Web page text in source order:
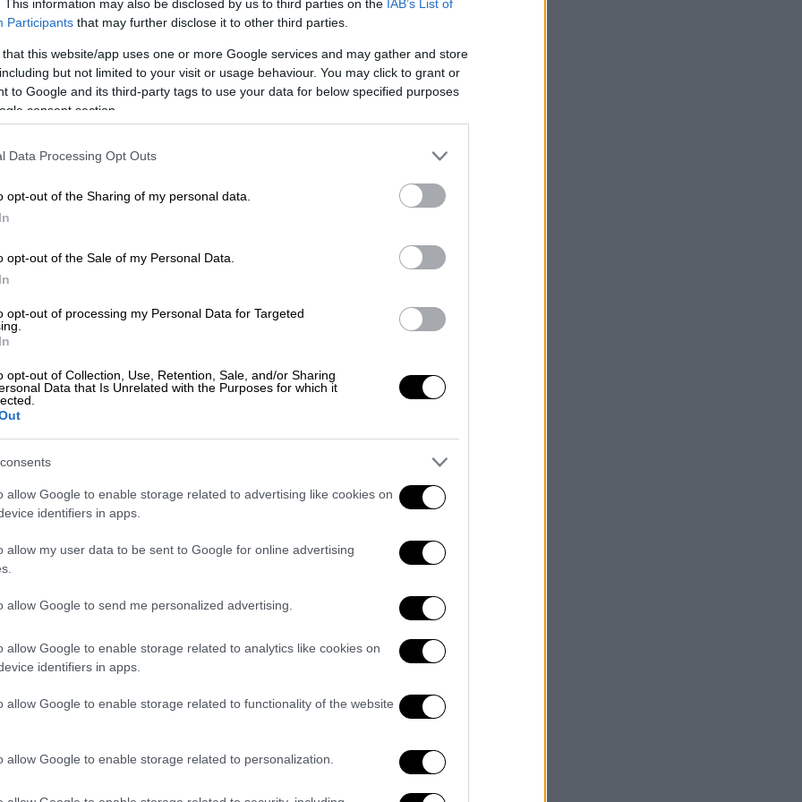
This information may also be disclosed by us to third parties on the IAB’s List of
Participants that may further disclose it to other third parties.
that this website/app uses one or more Google services and may gather and store
but not limited to your visit or usage behaviour. You may click to grant or
to Google and its third-party tags to use your data for below specified purposes
consent section.
Data Processing Opt Outs
opt-out of the Sharing of my personal data.
opt-out of the Sale of my Personal Data.
opt-out of processing my Personal Data for Targeted
opt-out of Collection, Use, Retention, Sale, and/or Sharing
Data that Is Unrelated with the Purposes for which it
allow Google to enable storage related to advertising like cookies on
identifiers in apps.
allow my user data to be sent to Google for online advertising
allow Google to send me personalized advertising.
allow Google to enable storage related to analytics like cookies on
identifiers in apps.
allow Google to enable storage related to functionality of the website
allow Google to enable storage related to personalization.
Το κάνω για όλους σας που αισθάνεστε
σωστά στη φύση, στις καθαρές μας
θα τα καταφέρουμε», λέει η Αναστασία
στον λογαριασμό της στο
της εγχείρημα.